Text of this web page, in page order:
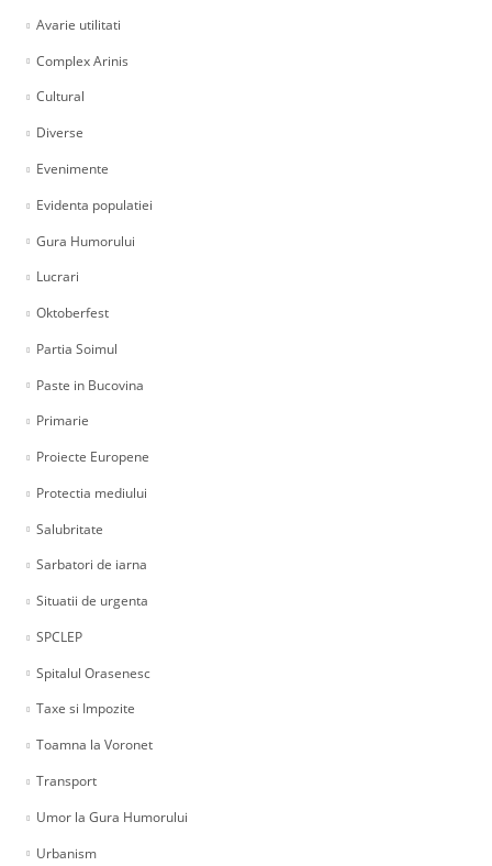
Avarie utilitati
Complex Arinis
Cultural
Diverse
Evenimente
Evidenta populatiei
Gura Humorului
Lucrari
Oktoberfest
Partia Soimul
Paste in Bucovina
Primarie
Proiecte Europene
Protectia mediului
Salubritate
Sarbatori de iarna
Situatii de urgenta
SPCLEP
Spitalul Orasenesc
Taxe si Impozite
Toamna la Voronet
Transport
Umor la Gura Humorului
Urbanism